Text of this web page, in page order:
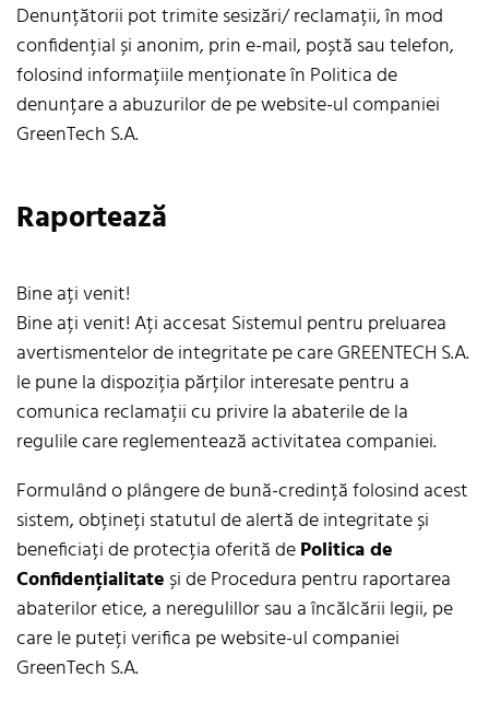
Denunțătorii pot trimite sesizări/ reclamații, în mod
confidențial și anonim, prin e-mail, poștă sau telefon,
folosind informațiile menționate în Politica de
denunțare a abuzurilor de pe website-ul companiei
GreenTech S.A.
Raportează
Bine ați venit!
Bine ați venit! Ați accesat Sistemul pentru preluarea
avertismentelor de integritate pe care GREENTECH S.A.
le pune la dispoziția părților interesate pentru a
comunica reclamații cu privire la abaterile de la
regulile care reglementează activitatea companiei.
Formulând o plângere de bună-credință folosind acest
sistem, obțineți statutul de alertă de integritate și
beneficiați de protecția oferită dePolitica de
Confidențialitate și de Procedura pentru raportarea
abaterilor etice, a neregulillor sau a încălcării legii, pe
care le puteți verifica pe website-ul companiei
GreenTech S.A.